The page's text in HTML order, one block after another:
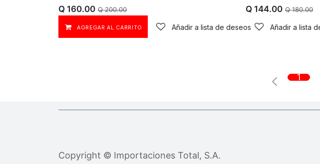
Q 160.00 Q200.00
AGREGAR AL CARRITO Añadir a lista de deseos
Q 144.00 Q180.00
Añadir a lista
1
Copyright © Importaciones Total, S.A.